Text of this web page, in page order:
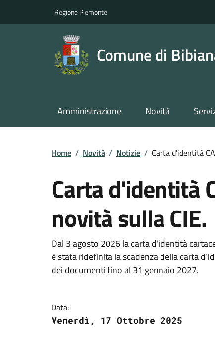
Regione Piemonte
Comune di
Amministrazione Novità
Home / Novità / Notizie / Carta d'identità
Carta d'identità
novità sulla CIE.
Dal 3 agosto 2026 la carta d’identità
è stata ridefinita la scadenza della carta
dei documenti fino al 31 gennaio 2027.
Data:
Venerdì, 17 Ottobre 2025